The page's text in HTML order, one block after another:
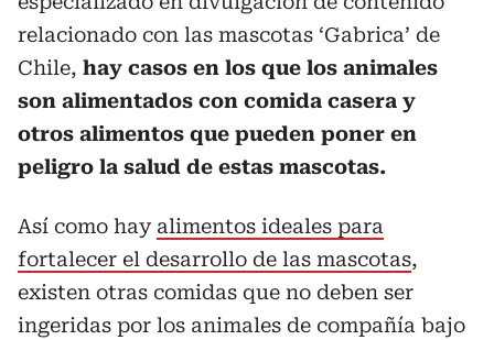
relacionado con las mascotas ‘Gabrica’ de
Chile, hay casos en los que los animales
son alimentados con comida casera y
otros alimentos que pueden poner en
peligro la salud de estas mascotas.
Así como hay alimentos ideales para
fortalecer el desarrollo de las mascotas,
existen otras comidas que no deben ser
ingeridas por los animales de compañía bajo